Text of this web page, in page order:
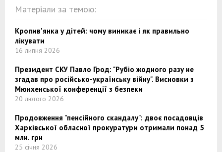
Матеріали за темою:
Кропив'янка у дітей: чому виникає і як правильно
лікувати
16 липня 2026
Президент СКУ Павло Грод: "Рубіо жодного разу не
згадав про російсько-українську війну". Висновки з
Мюнхенської конференції з безпеки
20 лютого 2026
Продовження "пенсійного скандалу": двоє посадовців
Харківської обласної прокуратури отримали понад 5
млн. грн
25 січня 2026